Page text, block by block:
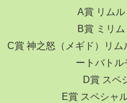
A賞 リム
B賞 ミリ
C賞 神之怒（メギド）リム
ートバトル
D賞 スペ
E賞 スペシャ